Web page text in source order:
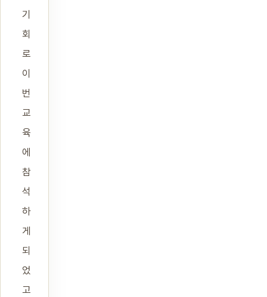
기
회
로
이
번
교
육
에
참
석
하
게
되
었
고